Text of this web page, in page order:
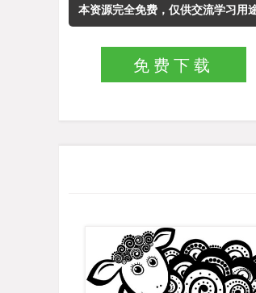
本资源完全免费，仅供交流学习用
免费下载